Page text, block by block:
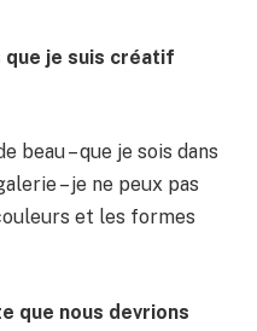
que je suis créatif
beau – que je sois dans
– je ne peux pas
et les formes
que nous devrions